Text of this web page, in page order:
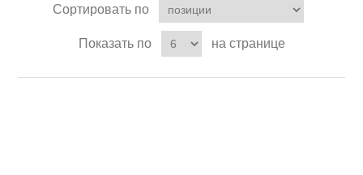
Сортировать по
Показать по на странице